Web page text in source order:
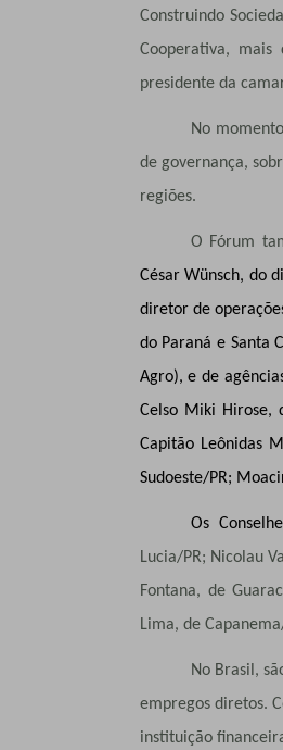
Construindo
Cooperativa,
presidente da
No
de governança,
regiões.
O Fórum
César Wünsch, do
diretor de
do Paraná e Santa
Agro), e de
Celso Miki Hirose,
Capitão Leônidas
Sudoeste/PR;
Os
Lucia/PR; Nicolau
Fontana, de
Lima, de
No Brasil,
empregos diretos.
instituição